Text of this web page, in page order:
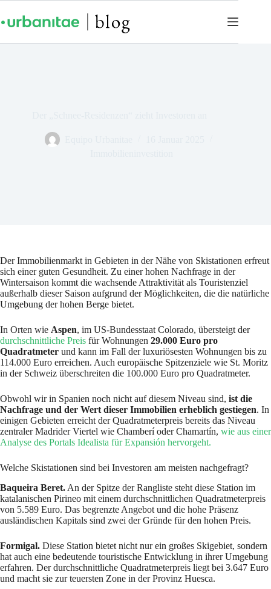
Der Immobilienmarkt in Gebieten in der Nähe von Skistationen erfreut
sich einer guten Gesundheit. Zu einer hohen Nachfrage in der
Wintersaison kommt die wachsende Attraktivität als Touristenziel
außerhalb dieser Saison aufgrund der Möglichkeiten, die die natürliche
Umgebung der hohen Berge bietet.
In Orten wie Aspen, im US-Bundesstaat Colorado, übersteigt der
durchschnittliche Preis für Wohnungen 29.000 Euro pro
Quadratmeter und kann im Fall der luxuriösesten Wohnungen bis zu
114.000 Euro erreichen. Auch europäische Spitzenziele wie St. Moritz
in der Schweiz überschreiten die 100.000 Euro pro Quadratmeter.
Obwohl wir in Spanien noch nicht auf diesem Niveau sind, ist die
Nachfrage und der Wert dieser Immobilien erheblich gestiegen. In
einigen Gebieten erreicht der Quadratmeterpreis bereits das Niveau
zentraler Madrider Viertel wie Chamberí oder Chamartín, wie aus einer
Analyse des Portals Idealista für Expansión hervorgeht.
Welche Skistationen sind bei Investoren am meisten nachgefragt?
Baqueira Beret. An der Spitze der Rangliste steht diese Station im
katalanischen Pirineo mit einem durchschnittlichen Quadratmeterpreis
von 5.589 Euro. Das begrenzte Angebot und die hohe Präsenz
ausländischen Kapitals sind zwei der Gründe für den hohen Preis.
Formigal. Diese Station bietet nicht nur ein großes Skigebiet, sondern
hat auch eine bedeutende touristische Entwicklung in ihrer Umgebung
erfahren. Der durchschnittliche Quadratmeterpreis liegt bei 3.647 Euro
und macht sie zur teuersten Zone in der Provinz Huesca.